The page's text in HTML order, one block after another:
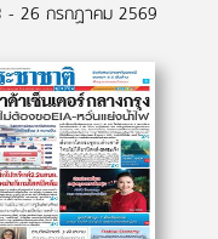
- 26 กรกฏาคม 2569